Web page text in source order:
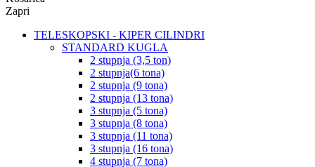
Zapri
TELESKOPSKI - KIPER CILINDRI
STANDARD KUGLA
2 stupnja (3,5 ton)
2 stupnja(6 tona)
2 stupnja (9 tona)
2 stupnja (13 tona)
3 stupnja (5 tona)
3 stupnja (8 tona)
3 stupnja (11 tona)
3 stupnja (16 tona)
4 stupnja (7 tona)